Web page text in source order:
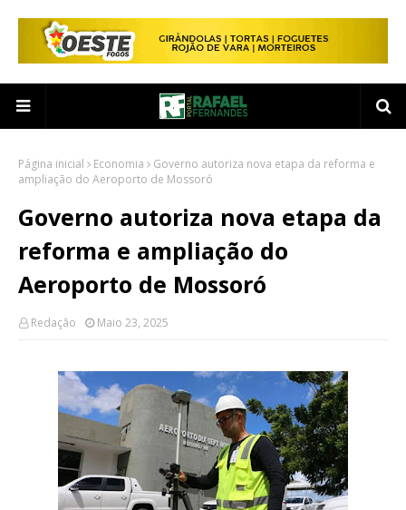
Página inicial Economia
Governo autoriza nova etapa da reforma e
ampliação do Aeroporto de Mossoró
Governo autoriza nova etapa da
reforma e ampliação do
Aeroporto de Mossoró
Redação Maio 23, 2025